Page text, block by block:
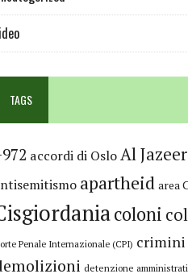
TAGS
accordi di OsloAl
apartheid area
coloni
Penale Internazionale (CPI) crimini
detenzione